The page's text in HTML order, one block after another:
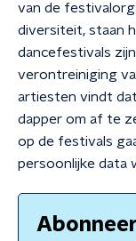
van de
diversiteit, staan
dancefestivals
verontreiniging
artiesten vindt
dapper om af te
op de festivals
persoonlijke data